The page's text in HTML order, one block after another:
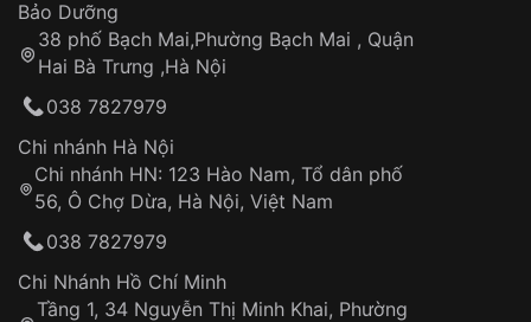
Thời gian tính từ khi xác nhận đơn hàng thành
công
Hotline: 0585 215 215
Từ khóa SEO:
Sản phẩm đã bị:
Tự ý sửa chữa
thống VNLUX
Đảm bảo quyền lợi khách hàng
Đồng hành cùng khách hàng trong suốt quá
trình sử dụng
Bảo Dưỡng
38 phố Bạch Mai,Phường Bạch Mai , Quận
Hai Bà Trưng ,Hà Nội
038 7827979
Chi nhánh Hà Nội
Chi nhánh HN: 123 Hào Nam, Tổ dân phố
56, Ô Chợ Dừa, Hà Nội, Việt Nam
038 7827979
Chi Nhánh Hồ Chí Minh
Tầng 1, 34 Nguyễn Thị Minh Khai, Phường